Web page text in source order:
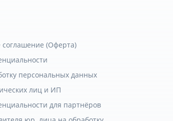
соглашение (Оферта)
персональных данных
лиц и ИП
для партнёров